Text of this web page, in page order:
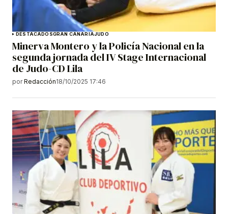
DESTACADOSGRAN CANARIAJUDO
Minerva Montero y la Policía Nacional en la
segunda jornada del IV Stage Internacional
de Judo-CD Lila
por Redacción18/10/2025 17:46